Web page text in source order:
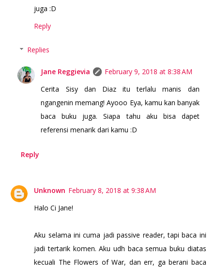
juga :D
Reply
Replies
Jane Reggievia
February 9, 2018 at 8:38 AM
Cerita Sisy dan Diaz itu terlalu manis dan
ngangenin memang! Ayooo Eya, kamu kan banyak
baca buku juga. Siapa tahu aku bisa dapet
referensi menarik dari kamu :D
Reply
Unknown February 8, 2018 at 9:38 AM
Halo Ci Jane!
Aku selama ini cuma jadi passive reader, tapi baca ini
jadi tertarik komen. Aku udh baca semua buku diatas
kecuali The Flowers of War, dan err, ga berani baca